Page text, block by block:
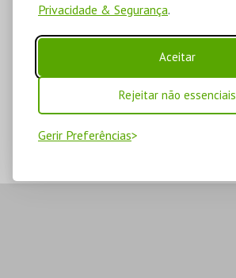
Privacidade & Segurança.
Aceitar
Rejeitar não essenciais
Gerir Preferências